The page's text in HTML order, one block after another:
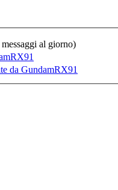
al giorno)
da GundamRX91